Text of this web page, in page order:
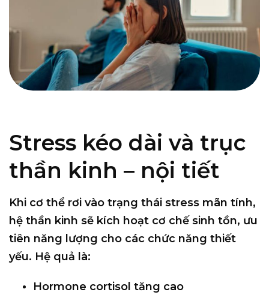
Stress kéo dài và trục
thần kinh – nội tiết
Khi cơ thể rơi vào trạng thái stress mãn tính,
hệ thần kinh sẽ kích hoạt cơ chế sinh tồn, ưu
tiên năng lượng cho các chức năng thiết
yếu. Hệ quả là:
Hormone cortisol tăng cao